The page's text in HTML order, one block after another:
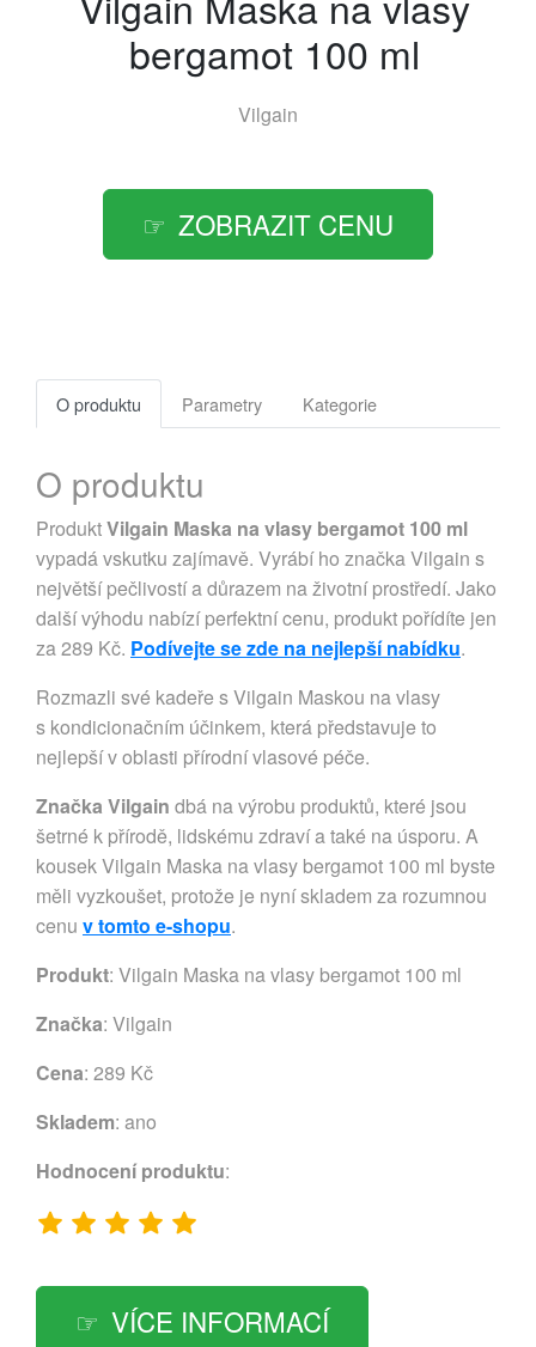
bergamot 100 ml
Vilgain
ZOBRAZIT CENU
O produktu Parametry Kategorie
O produktu
ProduktVilgain Maska na vlasy bergamot 100 ml
vypadá vskutku zajímavě. Vyrábí ho značka Vilgain s
největší pečlivostí a důrazem na životní prostředí. Jako
další výhodu nabízí perfektní cenu, produkt pořídíte jen
za 289 Kč. Podívejte se zde na nejlepší nabídku.
Rozmazli své kadeře s Vilgain Maskou na vlasy
s kondicionačním účinkem, která představuje to
nejlepší v oblasti přírodní vlasové péče.
Značka Vilgain dbá na výrobu produktů, které jsou
šetrné k přírodě, lidskému zdraví a také na úsporu. A
kousek Vilgain Maska na vlasy bergamot 100 ml byste
měli vyzkoušet, protože je nyní skladem za rozumnou
cenu v tomto e-shopu.
Produkt: Vilgain Maska na vlasy bergamot 100 ml
Značka: Vilgain
Cena: 289 Kč
Skladem: ano
Hodnocení produktu:
VÍCE INFORMACÍ